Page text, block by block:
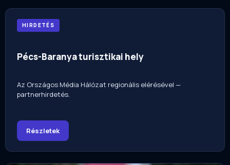
HIRDETÉS
Pécs-Baranya turisztikai hely
Az Országos Média Hálózat regionális elérésével —
partnerhirdetés.
Részletek